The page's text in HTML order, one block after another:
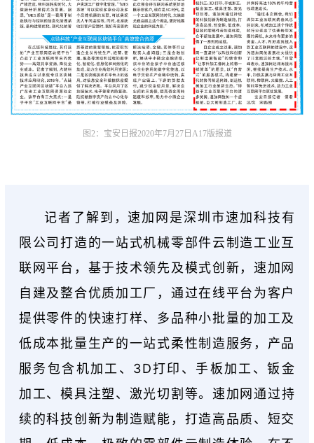
图2：宝安日报2020年7月27日A17版报道
记者了解到，速加网是深圳市速加科技有
限公司打造的一站式机械零部件云制造工业互
联网平台，基于技术领先及模式创新，速加网
自建及整合优质加工厂，通过在线平台为客户
提供零件的快速打样、多品种小批量的加工及
低成本批量生产的一站式柔性制造服务，产品
服务包含机加工、 3D打印 、手板加工、钣金
加工、模具注塑、激光切割等。速加网通过持
续的科技创新为制造赋能，打造高品质、短交